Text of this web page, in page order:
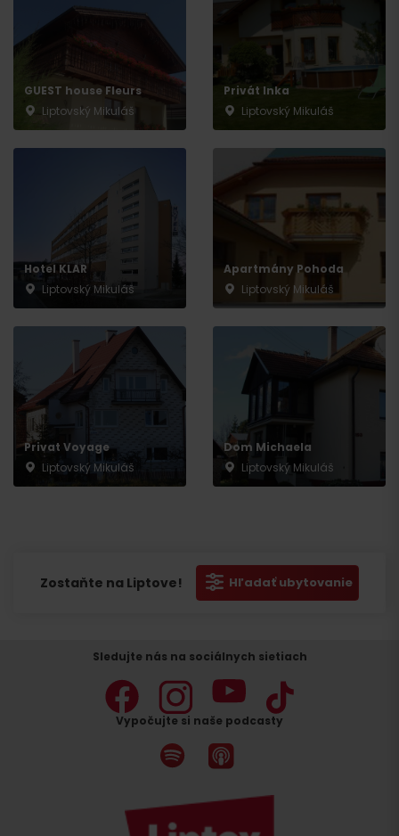
GUEST house Fleurs
Liptovský Mikuláš
Privát Inka
Liptovský Mikuláš
Hotel KLAR
Liptovský Mikuláš
Apartmány Pohoda
Liptovský Mikuláš
Privat Voyage
Liptovský Mikuláš
Dom Michaela
Liptovský Mikuláš
Zostaňte na Liptove! Hľadať ubytovanie
Odchod
Sledujte nás na sociálnych sietiach
Vypočujte si naše podcasty